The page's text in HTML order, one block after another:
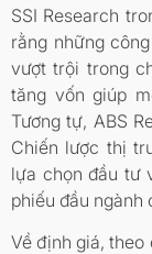
SSI Research
rằng những
vượt trội trong
tăng vốn giúp
Tương tự, ABS
Chiến lược thị
lựa chọn đầu tư
phiếu đầu ngành
Về định giá,